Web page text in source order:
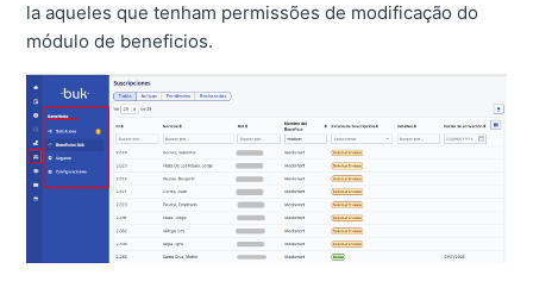
la aqueles que tenham permissões de modificação do
módulo de beneficios.